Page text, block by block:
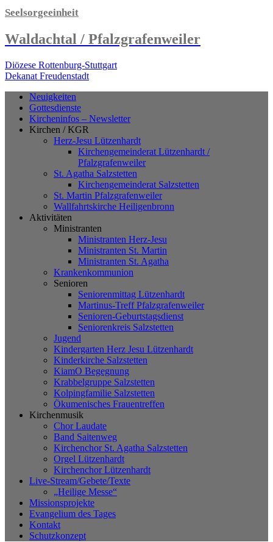
Seelsorgeeinheit
Waldachtal / Pfalzgrafenweiler
Diözese Rottenburg-Stuttgart
Dekanat Freudenstadt
Neuigkeiten
Gottesdienste
Kircheninfos – Newsletter
Kirchen / KGR
Herz-Jesu Lützenhardt
Kirchengemeinderat Lützenhardt /
Pfalzgrafenweiler
St. Agatha Salzstetten
Kirchengemeinderat Salzstetten
St. Martin Pfalzgrafenweiler
Wallfahrtskirche Heiligenbronn
Aktivitäten
Ministranten
Ministranten Herz-Jesu
Ministranten St. Martin
Ministranten St. Agatha
Krankenkommunion
Senioren
Seniorenmittag Lützenhardt
Martinus-Treff Pfalzgrafenweiler
Senioren-Geburtstagsdienst
Seniorenkreis Salzstetten
Jugend
Kindergarten Herz Jesu Lützenhardt
Kinderkirche Salzstetten
KiamO Begegnung
Krabbelgruppe Salzstetten
Kolpingfamilie Salzstetten
Ökumenisches Frauentreffen
Kirchenmusik
Chor Laudate
Band Saitenweg
Kirchenchor St. Agatha Salzstetten
Orgel Lützenhardt
Kirchenchor Lützenhardt
Live-Stream/Gebete/Texte
„Heilige Messe“
Missionsprojekte
Evangelium des Tages
Kontakt
Schutzkonzept